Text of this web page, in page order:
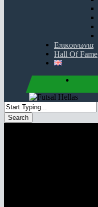
Επικοινωνια
Hall Of Fame
Search